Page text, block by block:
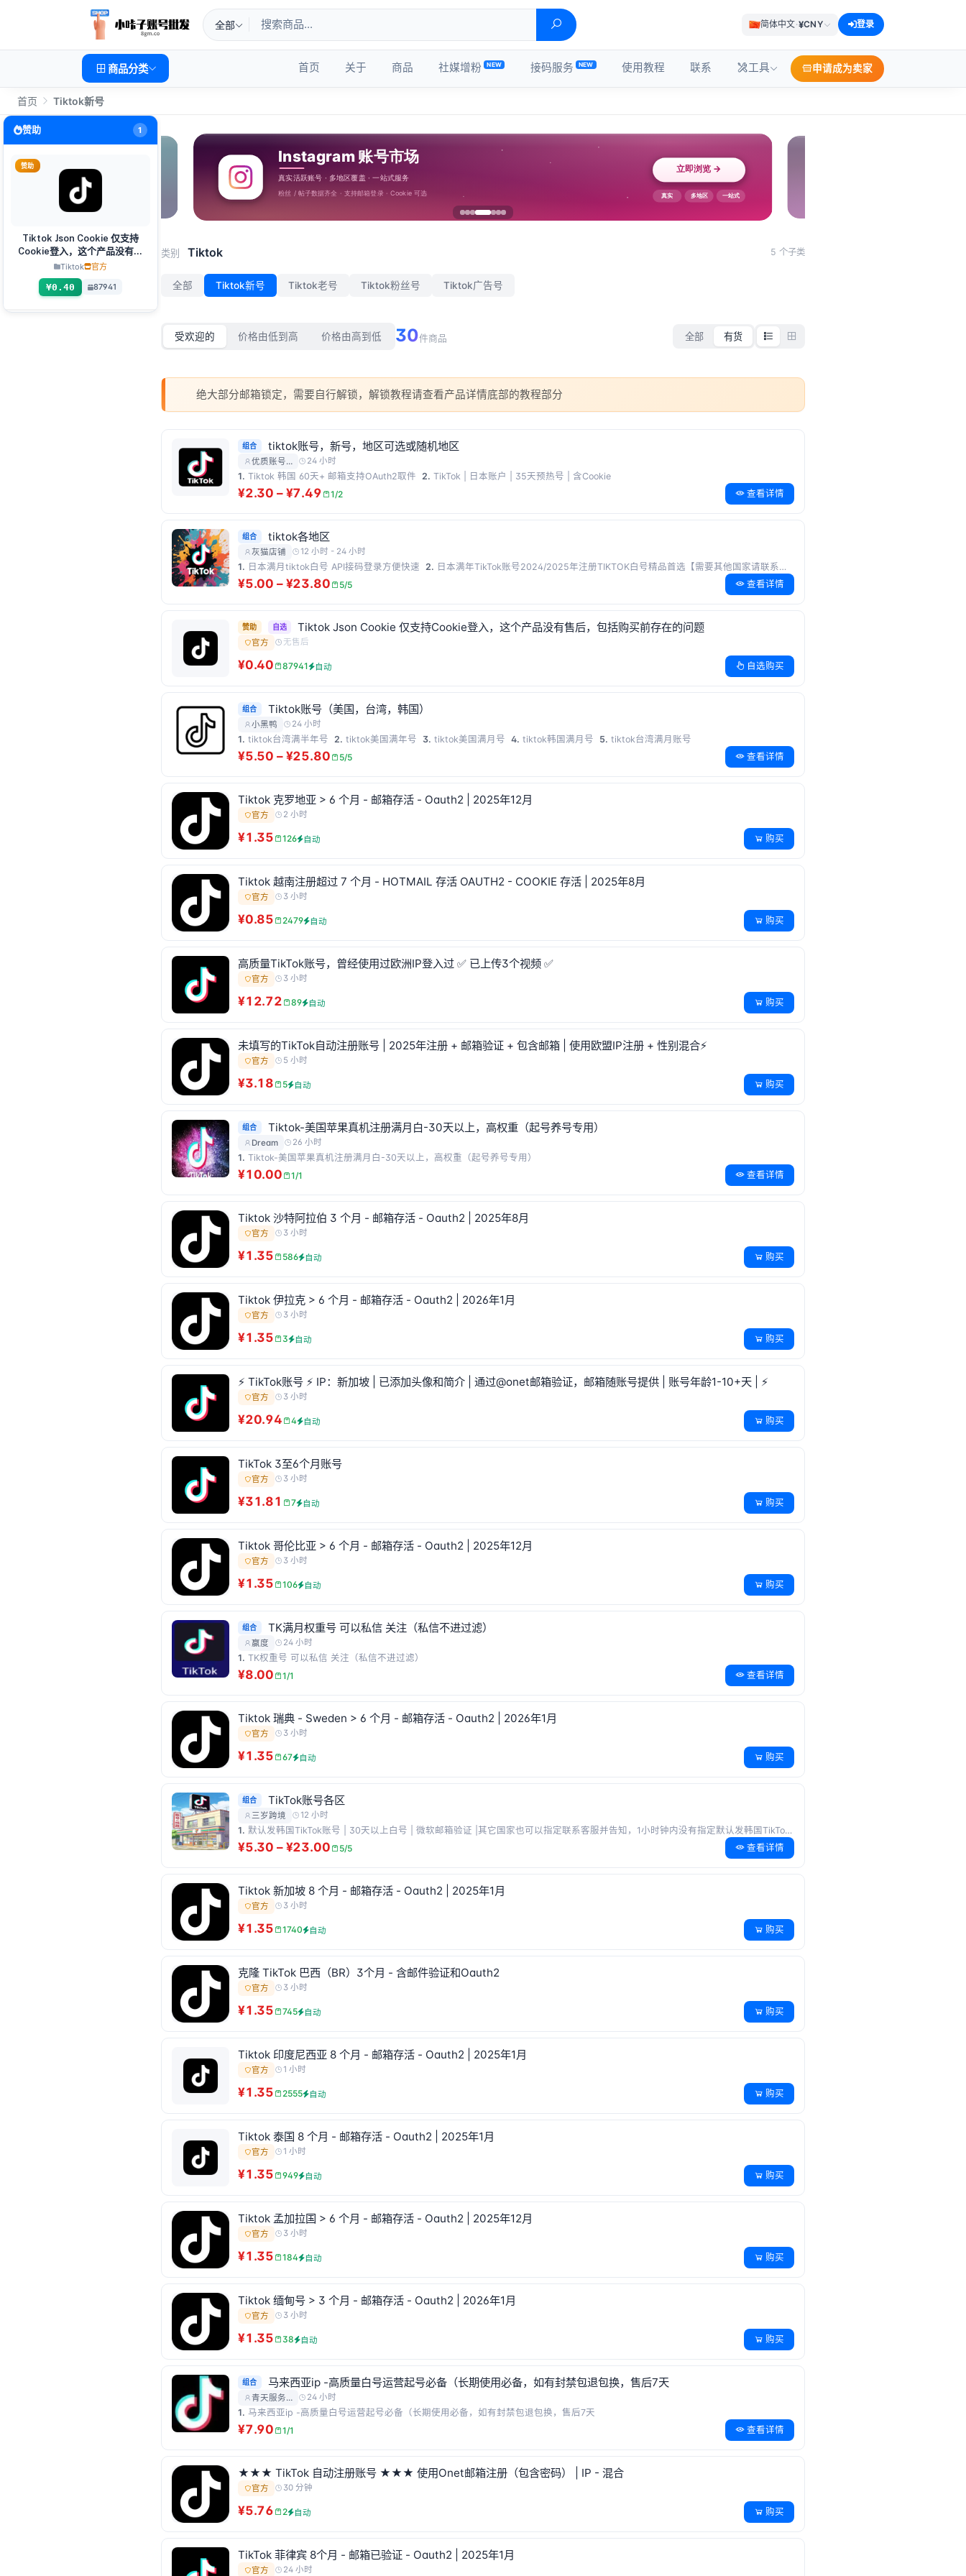
全部 简体中文·¥CNY 登录
商品分类 首页 关于 商品 社媒增粉 NEW 接码服务 NEW 使用教程 联系 工具 申请成为卖家
首页 Tiktok新号
赞助 1
赞助
Tiktok Json Cookie 仅支持
Cookie登入，这个产品没有售
后，包括购买前存在的问题
Tiktok 官方
¥0.40 87941
Tiktok新号
类别 Tiktok 5 个子类
全部 Tiktok新号 Tiktok老号 Tiktok粉丝号 Tiktok广告号
受欢迎的 价格由低到高 价格由高到低 30件商品 全部 有货
绝大部分邮箱锁定，需要自行解锁，解锁教程请查看产品详情底部的教程部分
组合 tiktok账号，新号，地区可选或随机地区
优质账号… 24 小时
1. Tiktok 韩国 60天+ 邮箱支持OAuth2取件 2. TikTok | 日本账户 | 35天预热号 | 含Cookie
¥2.30 – ¥7.49 1/2 查看详情
组合 tiktok各地区
灰猫店铺 12 小时 - 24 小时
1. 日本满月tiktok白号 API接码登录方便快速 2. 日本满年TikTok账号2024/2025年注册TIKTOK白号精品首选【需要其他国家请联系店铺客服】
¥5.00 – ¥23.80 5/5 查看详情
赞助 自选 Tiktok Json Cookie 仅支持Cookie登入，这个产品没有售后，包括购买前存在的问题
官方 无售后
¥0.40 87941 自动 自选购买
组合 Tiktok账号（美国，台湾，韩国）
小黑鸭 24 小时
1. tiktok台湾满半年号 2. tiktok美国满年号 3. tiktok美国满月号 4. tiktok韩国满月号 5. tiktok台湾满月账号
¥5.50 – ¥25.80 5/5 查看详情
Tiktok 克罗地亚 > 6 个月 - 邮箱存活 - Oauth2 | 2025年12月
官方 2 小时
¥1.35 126 自动 购买
Tiktok 越南注册超过 7 个月 - HOTMAIL 存活 OAUTH2 - COOKIE 存活 | 2025年8月
官方 3 小时
¥0.85 2479 自动 购买
高质量TikTok账号，曾经使用过欧洲IP登入过 ✅ 已上传3个视频 ✅
官方 3 小时
¥12.72 89 自动 购买
未填写的TikTok自动注册账号 | 2025年注册 + 邮箱验证 + 包含邮箱 | 使用欧盟IP注册 + 性别混合⚡
官方 5 小时
¥3.18 5 自动 购买
组合 Tiktok-美国苹果真机注册满月白-30天以上，高权重（起号养号专用）
Dream 26 小时
1. Tiktok-美国苹果真机注册满月白-30天以上，高权重（起号养号专用）
¥10.00 1/1 查看详情
Tiktok 沙特阿拉伯 3 个月 - 邮箱存活 - Oauth2 | 2025年8月
官方 3 小时
¥1.35 586 自动 购买
Tiktok 伊拉克 > 6 个月 - 邮箱存活 - Oauth2 | 2026年1月
官方 3 小时
¥1.35 3 自动 购买
⚡️ TikTok账号 ⚡️ IP：新加坡 | 已添加头像和简介 | 通过@onet邮箱验证，邮箱随账号提供 | 账号年龄1-10+天 | ⚡️
官方 3 小时
¥20.94 4 自动 购买
TikTok 3至6个月账号
官方 3 小时
¥31.81 7 自动 购买
Tiktok 哥伦比亚 > 6 个月 - 邮箱存活 - Oauth2 | 2025年12月
官方 3 小时
¥1.35 106 自动 购买
组合 TK满月权重号 可以私信 关注（私信不进过滤）
赢度 24 小时
1. TK权重号 可以私信 关注（私信不进过滤）
¥8.00 1/1 查看详情
Tiktok 瑞典 - Sweden > 6 个月 - 邮箱存活 - Oauth2 | 2026年1月
官方 3 小时
¥1.35 67 自动 购买
组合 TikTok账号各区
三岁跨境 12 小时
1. 默认发韩国TikTok账号 | 30天以上白号 | 微软邮箱验证 |其它国家也可以指定联系客服并告知，1小时钟内没有指定默认发韩国TikTok
¥5.30 – ¥23.00 5/5 查看详情
Tiktok 新加坡 8 个月 - 邮箱存活 - Oauth2 | 2025年1月
官方 3 小时
¥1.35 1740 自动 购买
克隆 TikTok 巴西（BR）3个月 - 含邮件验证和Oauth2
官方 3 小时
¥1.35 745 自动 购买
Tiktok 印度尼西亚 8 个月 - 邮箱存活 - Oauth2 | 2025年1月
官方 1 小时
¥1.35 2555 自动 购买
Tiktok 泰国 8 个月 - 邮箱存活 - Oauth2 | 2025年1月
官方 1 小时
¥1.35 949 自动 购买
Tiktok 孟加拉国 > 6 个月 - 邮箱存活 - Oauth2 | 2025年12月
官方 3 小时
¥1.35 184 自动 购买
Tiktok 缅甸号 > 3 个月 - 邮箱存活 - Oauth2 | 2026年1月
官方 3 小时
¥1.35 38 自动 购买
组合 马来西亚ip -高质量白号运营起号必备（长期使用必备，如有封禁包退包换，售后7天
青天服务… 24 小时
1. 马来西亚ip -高质量白号运营起号必备（长期使用必备，如有封禁包退包换，售后7天
¥7.90 1/1 查看详情
★★★ TikTok 自动注册账号 ★★★ 使用Onet邮箱注册（包含密码） | IP - 混合
官方 30 分钟
¥5.76 2 自动 购买
TikTok 菲律宾 8个月 - 邮箱已验证 - Oauth2 | 2025年1月
官方 24 小时